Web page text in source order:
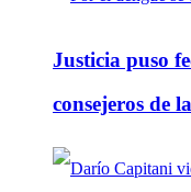
Justicia puso
consejeros de